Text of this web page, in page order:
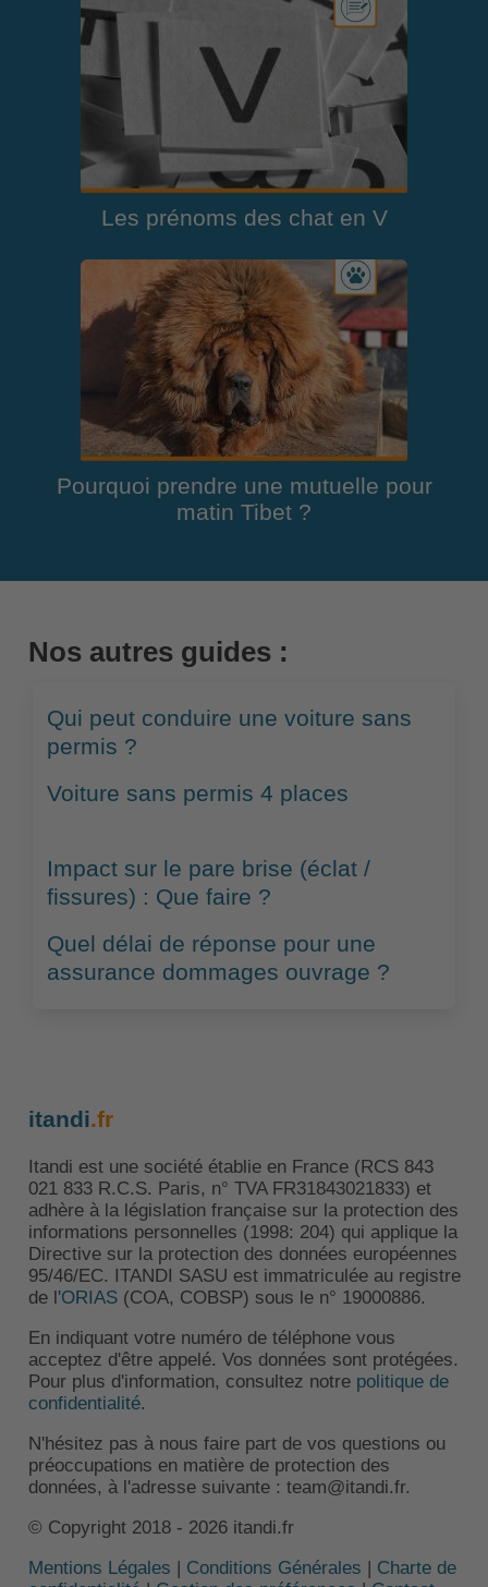
Les prénoms des chat en V
Pourquoi prendre une mutuelle pour
matin Tibet ?
Nos autres guides :
Qui peut conduire une voiture sans
permis ?
Voiture sans permis 4 places
Impact sur le pare brise (éclat /
fissures) : Que faire ?
Quel délai de réponse pour une
assurance dommages ouvrage ?
itandi.fr
Itandi est une société établie en France (RCS 843
021 833 R.C.S. Paris, n° TVA FR31843021833) et
adhère à la législation française sur la protection des
informations personnelles (1998: 204) qui applique la
Directive sur la protection des données européennes
95/46/EC. ITANDI SASU est immatriculée au registre
de l'ORIAS(COA, COBSP) sous le n° 19000886.
En indiquant votre numéro de téléphone vous
acceptez d'être appelé. Vos données sont protégées.
Pour plus d'information, consultez notre politique de
confidentialité.
N'hésitez pas à nous faire part de vos questions ou
préoccupations en matière de protection des
données, à l'adresse suivante : team@itandi.fr.
© Copyright 2018 - 2026 itandi.fr
Mentions Légales
Conditions Générales
Charte de